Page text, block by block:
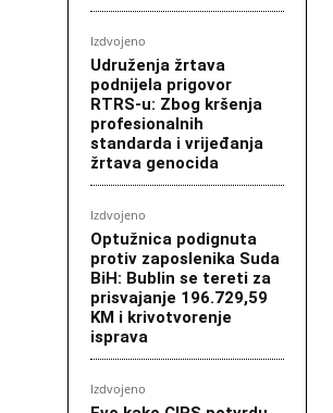
Izdvojeno
Udruženja žrtava
podnijela prigovor
RTRS-u: Zbog kršenja
profesionalnih
standarda i vrijeđanja
žrtava genocida
Izdvojeno
Optužnica podignuta
protiv zaposlenika Suda
BiH: Bublin se tereti za
prisvajanje 196.729,59
KM i krivotvorenje
isprava
Izdvojeno